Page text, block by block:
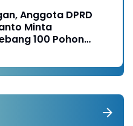
Anggota DPRD
Minta
100 Pohon